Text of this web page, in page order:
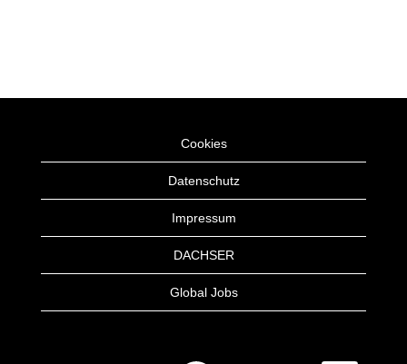
Cookies
Datenschutz
Impressum
DACHSER
Global Jobs